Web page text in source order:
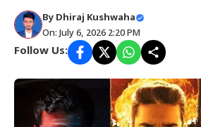
By Dhiraj Kushwaha
On: July 6, 2026 2:20 PM
Follow Us: